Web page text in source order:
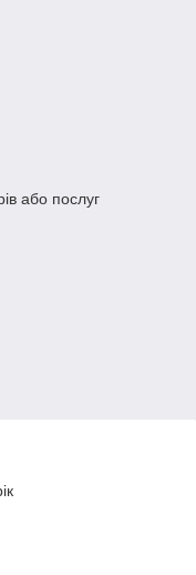
або послуг